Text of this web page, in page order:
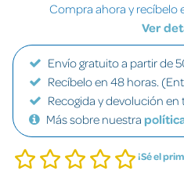
Compra ahora y recíbelo
Ver
Envío gratuito a partir de
Recíbelo en 48 horas.
Recogida y devolución en
Más sobre nuestra
¡Sé el